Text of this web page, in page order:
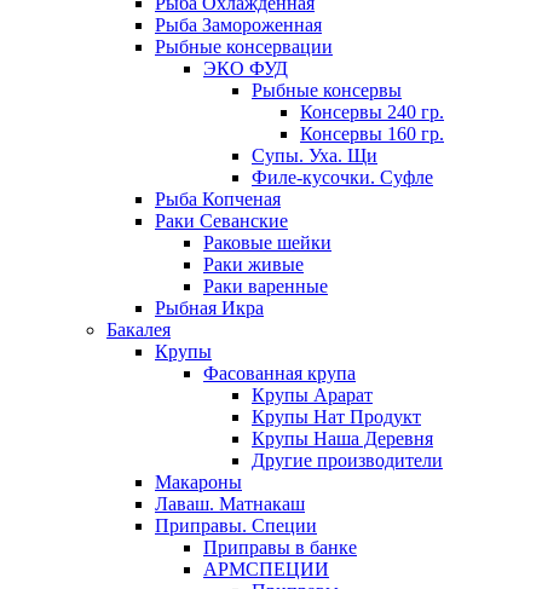
Рыба Замороженная
Рыбные консервации
ЭКО ФУД
Рыбные консервы
Консервы 240 гр.
Консервы 160 гр.
Супы. Уха. Щи
Филе-кусочки. Суфле
Рыба Копченая
Раки Севанские
Раковые шейки
Раки живые
Раки варенные
Рыбная Икра
Бакалея
Крупы
Фасованная крупа
Крупы Арарат
Крупы Нат Продукт
Крупы Наша Деревня
Другие производители
Макароны
Лаваш. Матнакаш
Приправы. Специи
Приправы в банке
АРМСПЕЦИИ